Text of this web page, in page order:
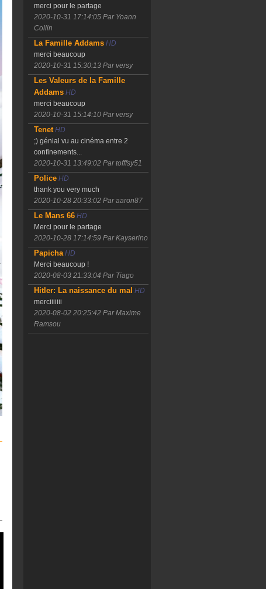
merci pour le partage
2020-10-31 17:14:05 Par Yoann
Collin
La Famille AddamsHD
merci beaucoup
2020-10-31 15:30:13 Par versy
Les Valeurs de la Famille
AddamsHD
merci beaucoup
2020-10-31 15:14:10 Par versy
TenetHD
;) génial vu au cinéma entre 2
confinements...
2020-10-31 13:49:02 Par tofffsy51
PoliceHD
thank you very much
2020-10-28 20:33:02 Par aaron87
Le Mans 66HD
Merci pour le partage
2020-10-28 17:14:59 Par Kayserino
PapichaHD
Merci beaucoup !
2020-08-03 21:33:04 Par Tiago
Hitler: La naissance du mal HD
merciiiiiii
2020-08-02 20:25:42 Par Maxime
Ramsou